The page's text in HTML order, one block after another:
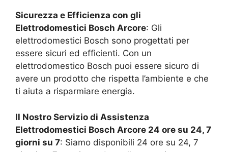
Sicurezza e Efficienza con gli
Elettrodomestici Bosch Arcore: Gli
elettrodomestici Bosch sono progettati per
essere sicuri ed efficienti. Con un
elettrodomestico Bosch puoi essere sicuro di
avere un prodotto che rispetta l’ambiente e che
ti aiuta a risparmiare energia.
Il Nostro Servizio di Assistenza
Elettrodomestici Bosch Arcore 24 ore su 24, 7
giorni su 7: Siamo disponibili 24 ore su 24, 7